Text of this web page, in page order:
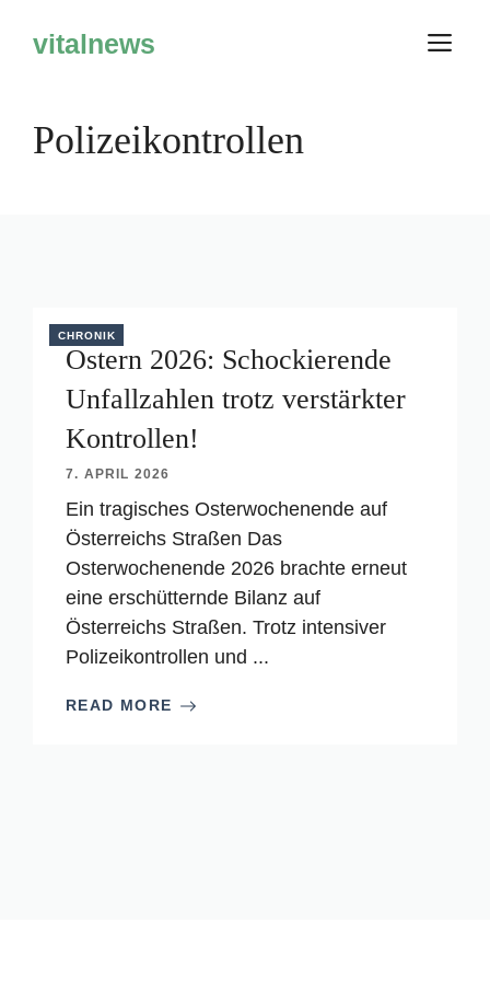
Inhaltvitalnews
Polizeikontrollen
CHRONIK
Ostern 2026: Schockierende
Unfallzahlen trotz verstärkter
Kontrollen!
7. APRIL 2026
Ein tragisches Osterwochenende auf
Österreichs Straßen Das
Osterwochenende 2026 brachte erneut
eine erschütternde Bilanz auf
Österreichs Straßen. Trotz intensiver
Polizeikontrollen und ...
READ MORE